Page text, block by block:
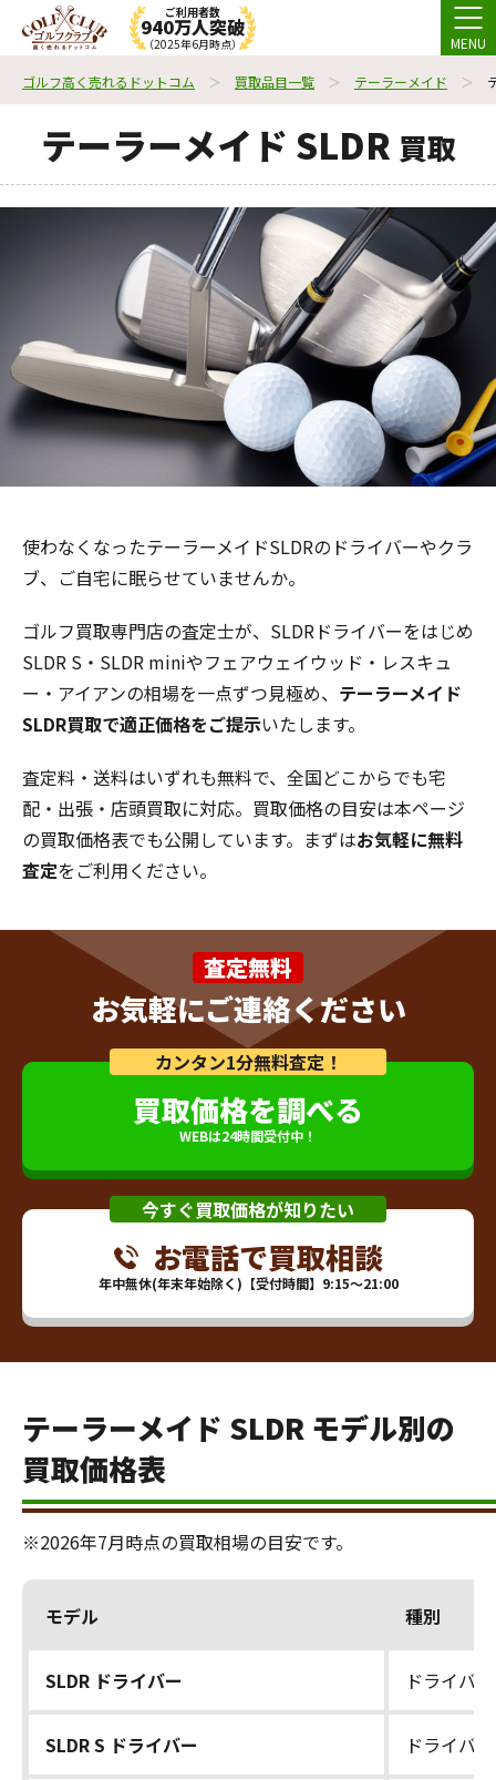
ご利用者数
940万人突破
（2025年6月時点） MENU
ゴルフ高く売れるドットコム 買取品目一覧 テーラーメイド
テーラーメイド SLDR 買取
使わなくなったテーラーメイドSLDRのドライバーやクラ
ブ、ご自宅に眠らせていませんか。
ゴルフ買取専門店の査定士が、SLDRドライバーをはじめ
SLDR S・SLDR miniやフェアウェイウッド・レスキュ
ー・アイアンの相場を一点ずつ見極め、 テーラーメイド
SLDR買取で適正価格をご提示いたします。
査定料・送料はいずれも無料で、全国どこからでも宅
配・出張・店頭買取に対応。買取価格の目安は本ページ
の買取価格表でも公開しています。まずはお気軽に無料
査定をご利用ください。
査定無料
お気軽にご連絡ください
カンタン1分無料査定！
買取価格を調べる
WEBは24時間受付中！
今すぐ買取価格が知りたい
お電話で買取相談
年中無休(年末年始除く)【受付時間】9:15～21:00
テーラーメイド SLDR モデル別の
買取価格表
※2026年7月時点の買取相場の目安です。
モデル 種別
SLDR ドライバー ドライバー
SLDR S ドライバー ドライバー